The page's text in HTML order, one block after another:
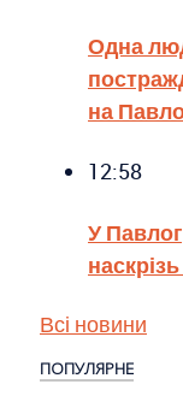
Одна
на
12:58
У
Всі новини
ПОПУЛЯРНЕ